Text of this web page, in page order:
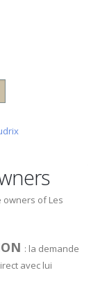
owners of Les
: la demande
avec lui